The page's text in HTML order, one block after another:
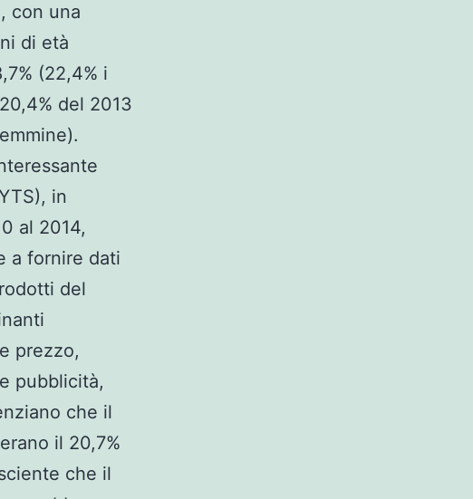
con una
di età
(22,4% i
del 2013
in
al 2014,
a fornire dati
del
prezzo,
pubblicità,
che il
il 20,7%
che il